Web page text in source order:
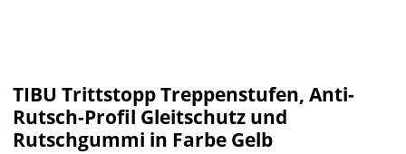
TIBU Trittstopp Treppenstufen, Anti-
Rutsch-Profil Gleitschutz und
Rutschgummi in Farbe Gelb